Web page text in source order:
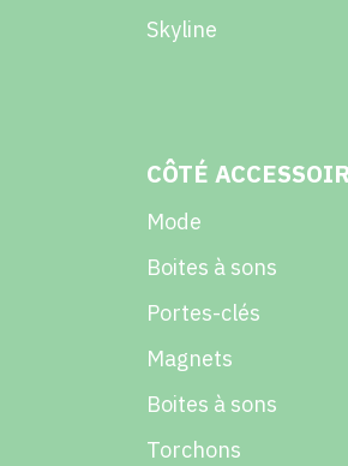
Skyline
CÔTÉ
Mode
Boites à sons
Portes-clés
Magnets
Boites à sons
Torchons